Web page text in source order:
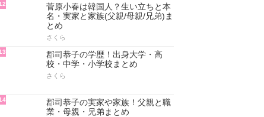
菅原小春は韓国人？生い立ちと本
名・実家と家族(父親/母親/兄弟)ま
とめ
さくら
郡司恭子の学歴！出身大学・高
校・中学・小学校まとめ
さくら
郡司恭子の実家や家族！父親と職
業・母親・兄弟まとめ